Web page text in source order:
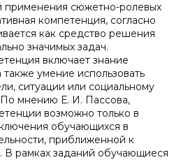
применения сюжетно-ролевых
компетенция, согласно
как средство решения
значимых задач.
включает знание
умение использовать
ситуации или социальному
мнению Е. И. Пассова,
возможно только в
обучающихся в
приближенной к
рамках заданий обучающиеся